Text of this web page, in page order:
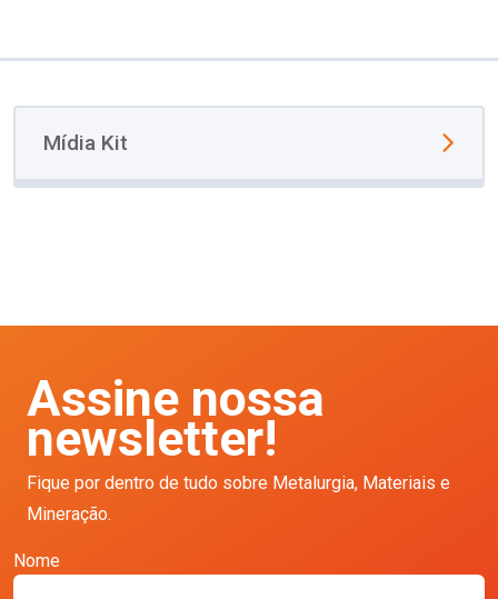
Mídia Kit
Assine nossa
newsletter!
Fique por dentro de tudo sobre Metalurgia, Materiais e
Mineração.
Nome